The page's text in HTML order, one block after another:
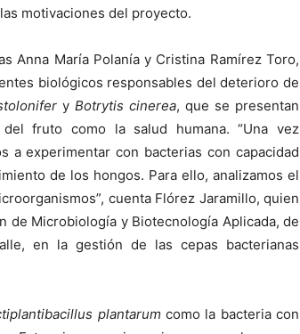
motivaciones del proyecto.
Anna María Polanía y Cristina Ramírez Toro,
biológicos responsables del deterioro de
y Botrytis cinerea, que se presentan
fruto como la salud humana. “Una vez
a experimentar con bacterias con capacidad
de los hongos. Para ello, analizamos el
cuenta Flórez Jaramillo, quien
de Microbiología y Biotecnología Aplicada, de
en la gestión de las cepas bacterianas
plantarumcomo la bacteria con